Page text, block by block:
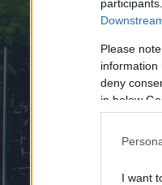
Please
information
deny
in below
I want